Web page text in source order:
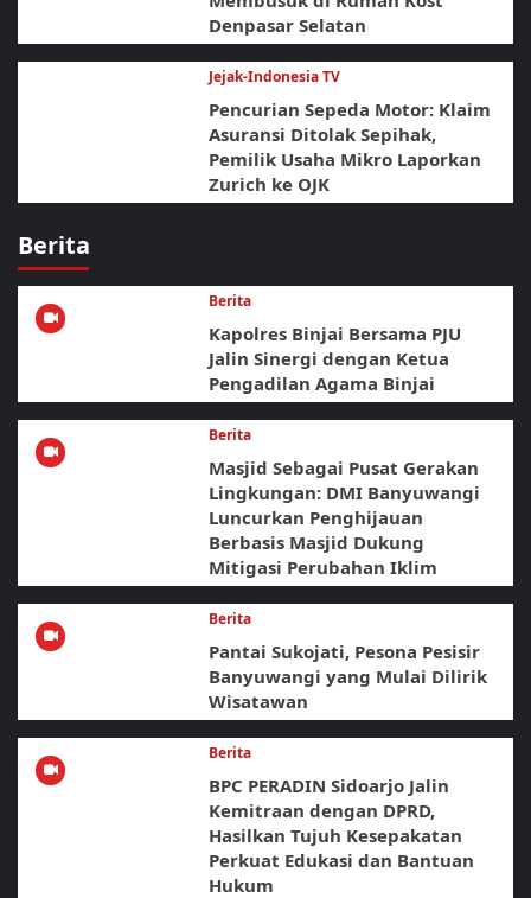
Denpasar Selatan
Jejak-Indonesia TV
Pencurian Sepeda Motor: Klaim
Asuransi Ditolak Sepihak,
Pemilik Usaha Mikro Laporkan
Zurich ke OJK
Berita
Berita
Kapolres Binjai Bersama PJU
Jalin Sinergi dengan Ketua
Pengadilan Agama Binjai
Berita
Masjid Sebagai Pusat Gerakan
Lingkungan: DMI Banyuwangi
Luncurkan Penghijauan
Berbasis Masjid Dukung
Mitigasi Perubahan Iklim
Berita
Pantai Sukojati, Pesona Pesisir
Banyuwangi yang Mulai Dilirik
Wisatawan
Berita
BPC PERADIN Sidoarjo Jalin
Kemitraan dengan DPRD,
Hasilkan Tujuh Kesepakatan
Perkuat Edukasi dan Bantuan
Hukum